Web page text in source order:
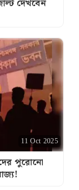
দেখবেন
11 Oct 2025
পুরোনো